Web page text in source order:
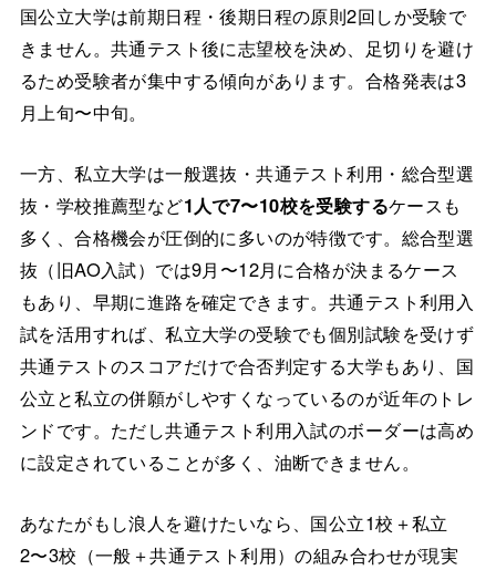
国公立大学は前期日程・後期日程の原則2回しか受験で
きません。共通テスト後に志望校を決め、足切りを避け
るため受験者が集中する傾向があります。合格発表は3
月上旬〜中旬。
一方、私立大学は一般選抜・共通テスト利用・総合型選
抜・学校推薦型など1人で7〜10校を受験するケースも
多く、合格機会が圧倒的に多いのが特徴です。総合型選
抜（旧AO入試）では9月〜12月に合格が決まるケース
もあり、早期に進路を確定できます。共通テスト利用入
試を活用すれば、私立大学の受験でも個別試験を受けず
共通テストのスコアだけで合否判定する大学もあり、国
公立と私立の併願がしやすくなっているのが近年のトレ
ンドです。ただし共通テスト利用入試のボーダーは高め
に設定されていることが多く、油断できません。
あなたがもし浪人を避けたいなら、国公立1校＋私立
2〜3校（一般＋共通テスト利用）の組み合わせが現実